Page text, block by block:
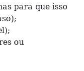
para que isso
ou